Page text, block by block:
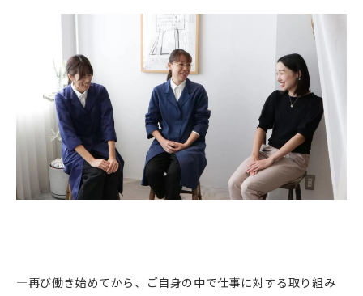
―再び働き始めてから 、ご自身の中で仕事に対する取り組み